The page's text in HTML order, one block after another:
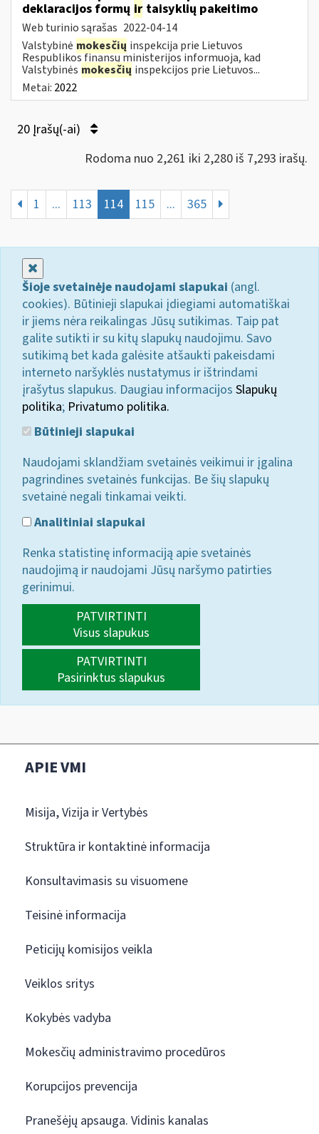
deklaracijos formų ir taisyklių pakeitimo
Web turinio sąrašas 2022-04-14
Valstybinė mokesčių inspekcija prie Lietuvos
Respublikos finansų ministerijos informuoja, kad
Valstybinės mokesčių inspekcijos prie Lietuvos...
Metai: 2022
20 Įrašų(-ai)
Rodoma nuo 2,261 iki 2,280 iš 7,293 irašų.
1 ... 113 114 115 ... 365
Šioje svetainėje naudojami slapukai (angl.
cookies). Būtinieji slapukai įdiegiami automatiškai
ir jiems nėra reikalingas Jūsų sutikimas. Taip pat
galite sutikti ir su kitų slapukų naudojimu. Savo
sutikimą bet kada galėsite atšaukti pakeisdami
interneto naršyklės nustatymus ir ištrindami
įrašytus slapukus. Daugiau informacijos Slapukų
politika; Privatumo politika.
Būtinieji slapukai
Naudojami sklandžiam svetainės veikimui ir įgalina
pagrindines svetainės funkcijas. Be šių slapukų
svetainė negali tinkamai veikti.
Analitiniai slapukai
Renka statistinę informaciją apie svetainės
naudojimą ir naudojami Jūsų naršymo patirties
gerinimui.
PATVIRTINTI
Visus slapukus
PATVIRTINTI
Pasirinktus slapukus
APIE VMI
Misija, Vizija ir Vertybės
Struktūra ir kontaktinė informacija
Konsultavimasis su visuomene
Teisinė informacija
Peticijų komisijos veikla
Veiklos sritys
Kokybės vadyba
Mokesčių administravimo procedūros
Korupcijos prevencija
Pranešėjų apsauga. Vidinis kanalas